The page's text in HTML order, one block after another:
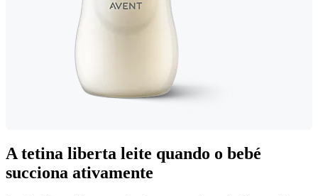
A tetina liberta leite quando o bebé
succiona ativamente